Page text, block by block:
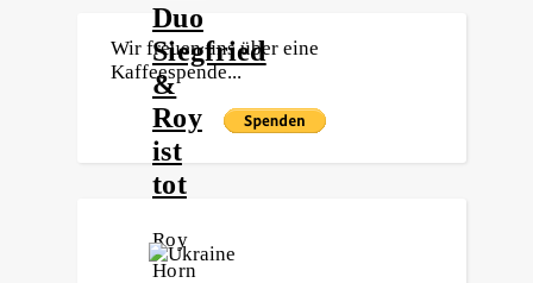
Duo
Siegfried
&
Roy
ist
tot
Roy
Horn
Wir freuen uns über eine
Kaffeespende...